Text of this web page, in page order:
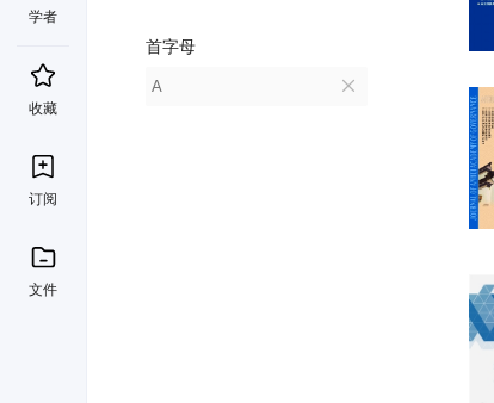
学者
收藏
订阅
文件
首字母
A